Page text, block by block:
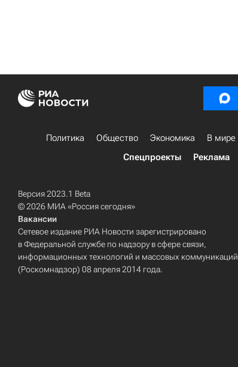
Политика Общество Экономика В мире
Спецпроекты
Реклама
Версия 2023.1 Beta
© 2026 МИА «Россия сегодня»
Вакансии
Сетевое издание РИА Новости зарегистрировано
в Федеральной службе по надзору в сфере связи,
информационных технологий и массовых коммуникаций
(Роскомнадзор) 08 апреля 2014 года.